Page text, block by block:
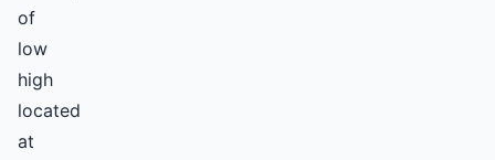
of
low
high
located
at